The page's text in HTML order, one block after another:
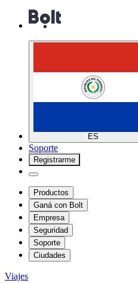
ES
Soporte
Registrarme
Productos
Ganá con Bolt
Empresa
Seguridad
Soporte
Ciudades
Viajes